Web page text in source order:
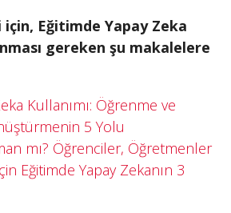
Eğitimde Yapay Zeka
gereken şu makalelere
Kullanımı: Öğrenme ve
5 Yolu
mı? Öğrenciler, Öğretmenler
Eğitimde Yapay Zekanın 3